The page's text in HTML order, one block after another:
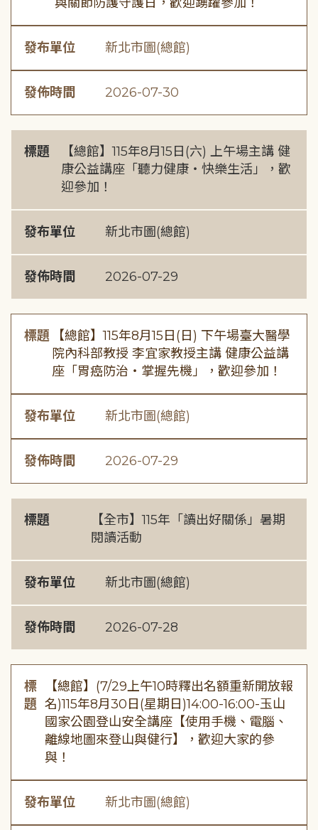
發布單位 新北市圖(總館)
發佈時間 2026-07-30
標題
【總館】115年8月15日(六) 上午場主講 健
康公益講座「聽力健康・快樂生活」，歡
迎參加！
發布單位 新北市圖(總館)
發佈時間 2026-07-29
標題
【總館】115年8月15日(日) 下午場臺大醫學
院內科部教授 李宜家教授主講 健康公益講
座「胃癌防治・掌握先機」，歡迎參加！
發布單位 新北市圖(總館)
發佈時間 2026-07-29
標題
【全市】115年「讀出好關係」暑期
閱讀活動
發布單位 新北市圖(總館)
發佈時間 2026-07-28
標
題
【總館】(7/29上午10時釋出名額重新開放報
名)115年8月30日(星期日)14:00-16:00-玉山
國家公園登山安全講座【使用手機、電腦、
離線地圖來登山與健行】，歡迎大家的參
與！
發布單位 新北市圖(總館)